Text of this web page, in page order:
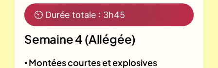
⏲ Durée totale : 3h45
Semaine 4 (Allégée)
▪️ Montées courtes et explosives